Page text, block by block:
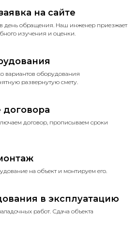
на сайте
день обращения. Наш инженер приезжает
изучения и оценки.
вариантов оборудования
развернутую смету.
договор, прописываем сроки
на объект и монтируем его.
в эксплуатацию
работ. Сдача объекта